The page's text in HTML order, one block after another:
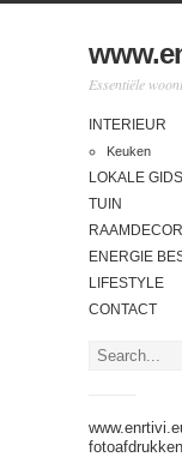
Essentiële
INTERIEUR
Keuken
LOKALE
TUIN
ENERGIE
LIFESTYLE
CONTACT
fotoafdrukken